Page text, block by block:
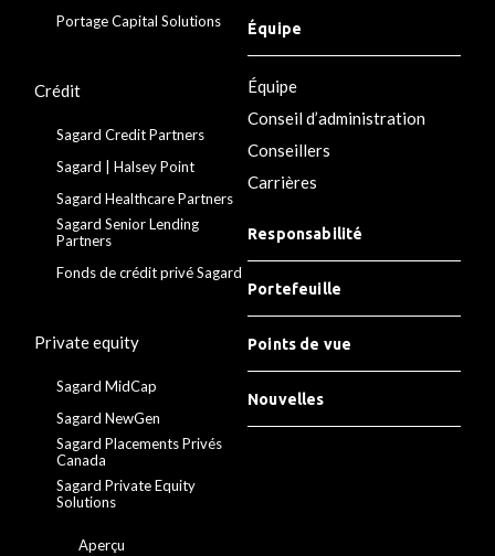
Portage Capital Solutions
Crédit
Sagard Credit Partners
Sagard | Halsey Point
Sagard Healthcare Partners
Sagard Senior Lending
Partners
Fonds de crédit privé Sagard
Private equity
Sagard MidCap
Sagard NewGen
Sagard Placements Privés
Canada
Sagard Private Equity
Solutions
Aperçu
Équipe
Équipe
Conseil d’administration
Conseillers
Carrières
Responsabilité
Portefeuille
Points de vue
Nouvelles